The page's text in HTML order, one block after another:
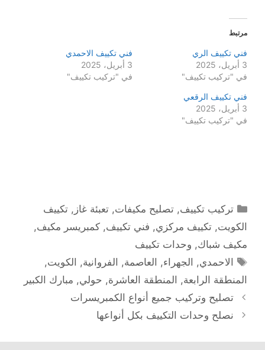
مرتبط
فني تكييف الري
3 أبريل، 2025
في "تركيب تكييف"
فني تكييف الاحمدي
3 أبريل، 2025
في "تركيب تكييف"
فني تكييف الرقعي
3 أبريل، 2025
في "تركيب تكييف"
التصنيفات
تركيب تكييف,تصليح مكيفات,تعبئة غاز ,تكييف
الكويت, تكييف مركزي, فني تكييف, كمبريسر مكيف,
مكيف شباك, وحدات تكييف
الوسوم
الاحمدي, الجهراء, العاصمة, الفروانية, الكويت,
المنطقة الرابعة, المنطقة العاشرة, حولي, مبارك الكبير
تصليح وتركيب جميع أنواع الكمبريسرات
نصلح وحدات التكييف بكل أنواعها